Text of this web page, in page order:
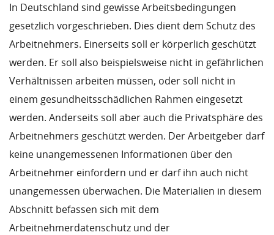
In Deutschland sind gewisse Arbeitsbedingungen
gesetzlich vorgeschrieben. Dies dient dem Schutz des
Arbeitnehmers. Einerseits soll er körperlich geschützt
werden. Er soll also beispielsweise nicht in gefährlichen
Verhältnissen arbeiten müssen, oder soll nicht in
einem gesundheitsschädlichen Rahmen eingesetzt
werden. Anderseits soll aber auch die Privatsphäre des
Arbeitnehmers geschützt werden. Der Arbeitgeber darf
keine unangemessenen Informationen über den
Arbeitnehmer einfordern und er darf ihn auch nicht
unangemessen überwachen. Die Materialien in diesem
Abschnitt befassen sich mit dem
Arbeitnehmerdatenschutz und der